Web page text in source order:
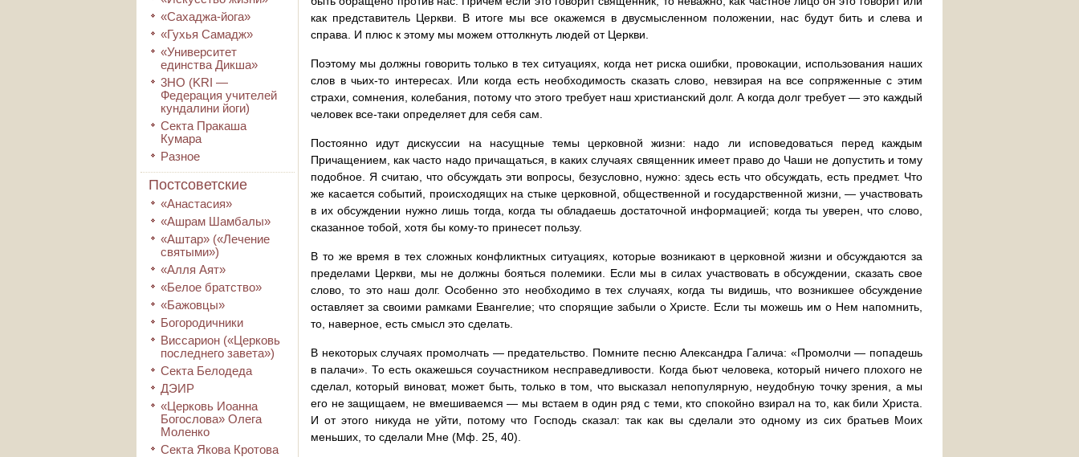
«Сахаджа-йога»
«Гухья Самадж»
«Университет
единства Дикша»
3HO (KRI ―
Федерация учителей
кундалини йоги)
Секта Пракаша
Кумара
Разное
Постсоветские
«Анастасия»
«Ашрам Шамбалы»
«Аштар» («Лечение
святыми»)
«Алля Аят»
«Белое братство»
«Бажовцы»
Богородичники
Виссарион («Церковь
последнего завета»)
Секта Белодеда
ДЭИР
«Церковь Иоанна
Богослова» Олега
Моленко
Секта Якова Кротова
как представитель Церкви. В итоге мы все окажемся в двусмысленном положении, нас будут бить и слева и
справа. И плюс к этому мы можем оттолкнуть людей от Церкви.
Поэтому мы должны говорить только в тех ситуациях, когда нет риска ошибки, провокации, использования наших
слов в чьих-то интересах. Или когда есть необходимость сказать слово, невзирая на все сопряженные с этим
страхи, сомнения, колебания, потому что этого требует наш христианский долг. А когда долг требует — это каждый
человек все-таки определяет для себя сам.
Постоянно идут дискуссии на насущные темы церковной жизни: надо ли исповедоваться перед каждым
Причащением, как часто надо причащаться, в каких случаях священник имеет право до Чаши не допустить и тому
подобное. Я считаю, что обсуждать эти вопросы, безусловно, нужно: здесь есть что обсуждать, есть предмет. Что
же касается событий, происходящих на стыке церковной, общественной и государственной жизни, — участвовать
в их обсуждении нужно лишь тогда, когда ты обладаешь достаточной информацией; когда ты уверен, что слово,
сказанное тобой, хотя бы кому-то принесет пользу.
В то же время в тех сложных конфликтных ситуациях, которые возникают в церковной жизни и обсуждаются за
пределами Церкви, мы не должны бояться полемики. Если мы в силах участвовать в обсуждении, сказать свое
слово, то это наш долг. Особенно это необходимо в тех случаях, когда ты видишь, что возникшее обсуждение
оставляет за своими рамками Евангелие; что спорящие забыли о Христе. Если ты можешь им о Нем напомнить,
то, наверное, есть смысл это сделать.
В некоторых случаях промолчать — предательство. Помните песню Александра Галича: «Промолчи — попадешь
в палачи». То есть окажешься соучастником несправедливости. Когда бьют человека, который ничего плохого не
сделал, который виноват, может быть, только в том, что высказал непопулярную, неудобную точку зрения, а мы
его не защищаем, не вмешиваемся — мы встаем в один ряд с теми, кто спокойно взирал на то, как били Христа.
И от этого никуда не уйти, потому что Господь сказал: так как вы сделали это одному из сих братьев Моих
меньших, то сделали Мне (Мф. 25, 40).